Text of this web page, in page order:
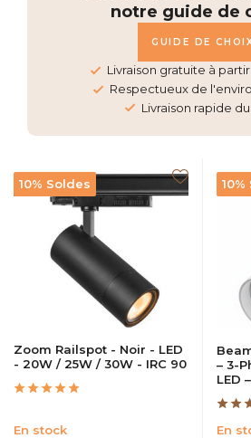
notre guide de
GUIDE DE
Livraison gratuite à
Respectueux de
Livraison rapide
10% Soldes
Zoom Railspot - Noir - LED
- 20W / 25W / 30W - IRC 90
En stock
– 3-
LED
En